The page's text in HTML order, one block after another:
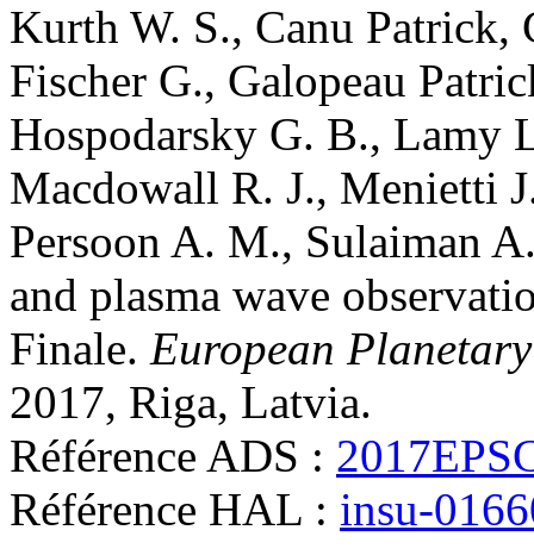
Kurth W. S., Canu Patrick,
Fischer G., Galopeau
Hospodarsky G. B., Lamy
Macdowall R. J., Menietti
Persoon A. M., Sulaiman
and plasma wave
Finale. European
2017, Riga, Latvia.
Référence ADS :
Référence HAL : insu-